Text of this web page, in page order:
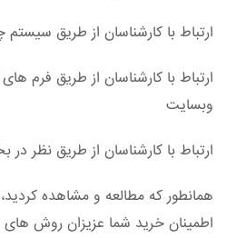
ارتباط با کارشناسان از طریق
ارتباط با کارشناسان از طریق فرم
وبسایت
ارتباط با کارشناسان از طریق نظر
همانطور که مطالعه و مشاهده
اطمینان خرید شما عزیزان روش